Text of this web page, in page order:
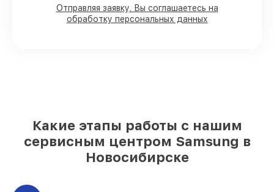
90%комплектующих для телефонов на
складе или доступны для быстрой
Отправляя заявку, Вы соглашаетесь на
обработку персональных данных
Какие этапы работы с нашим
сервисным центром Samsung в
Новосибирске